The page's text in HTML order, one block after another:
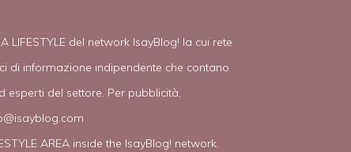
LIFESTYLE del network IsayBlog! la cui rete
di informazione indipendente che contano
del settore. Per pubblicità,
AREA inside the IsayBlog! network.